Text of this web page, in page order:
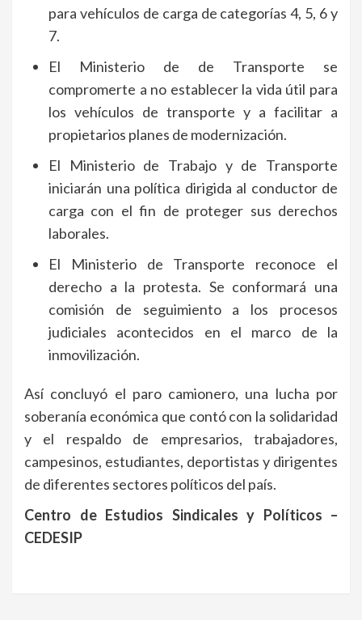
para vehículos de carga de categorías 4, 5, 6 y
7.
El Ministerio de de Transporte se
compromerte a no establecer la vida útil para
los vehículos de transporte y a facilitar a
propietarios planes de modernización.
El Ministerio de Trabajo y de Transporte
iniciarán una política dirigida al conductor de
carga con el fin de proteger sus derechos
laborales.
El Ministerio de Transporte reconoce el
derecho a la protesta. Se conformará una
comisión de seguimiento a los procesos
judiciales acontecidos en el marco de la
inmovilización.
Así concluyó el paro camionero, una lucha por
soberanía económica que contó con la solidaridad
y el respaldo de empresarios, trabajadores,
campesinos, estudiantes, deportistas y dirigentes
de diferentes sectores políticos del país.
Centro de Estudios Sindicales y Políticos –
CEDESIP